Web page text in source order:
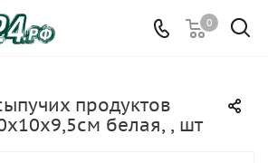
0
продуктов
белая, , шт